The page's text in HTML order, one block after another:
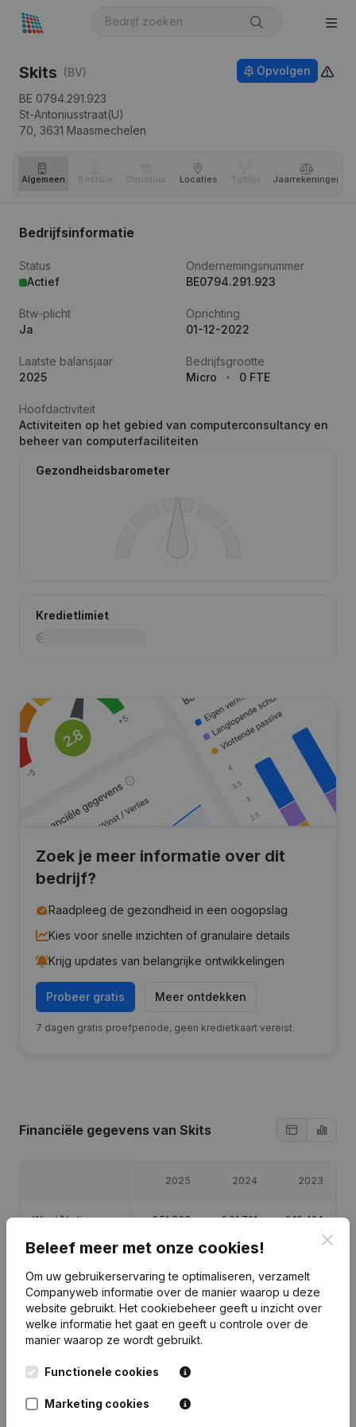
Skits (BV)
BE 0794.291.923
St-Antoniusstraat(U)
70, 3631 Maasmechelen
Opvolgen
Algemeen Bestuur Structuur Locaties Tijdlijn Jaar­rekeningen
Bedrijfsinformatie
Status
Actief
Ondernemingsnummer
BE0794.291.923
Btw-plicht
Ja
Oprichting
01-12-2022
Laatste balansjaar
2025
Bedrijfsgrootte
Micro
0 FTE
Hoofdactiviteit
Activiteiten op het gebied van computerconsultancy en
beheer van computerfaciliteiten
Gezondheidsbarometer
Kredietlimiet
Zoek je meer informatie over dit
bedrijf?
Raadpleeg de gezondheid in een oogopslag
Kies voor snelle inzichten of granulaire details
Krijg updates van belangrijke ontwikkelingen
Probeer gratis Meer ontdekken
7 dagen gratis proefperiode, geen kredietkaart vereist.
Financiële gegevens van Skits
2025 2024 2023
Winst/Verlies €51.863 €61.721 €10.424
Brutomarge € 89.999 €88.569 € 13.424
Beleef meer met onze cookies!
Om uw gebruikerservaring te optimaliseren, verzamelt
Companyweb informatie over de manier waarop u deze
website gebruikt. Het cookiebeheer geeft u inzicht over
welke informatie het gaat en geeft u controle over de
manier waarop ze wordt gebruikt.
Functionele cookies
Marketing cookies